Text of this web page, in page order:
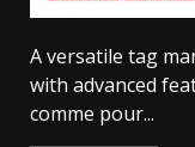
A versatile tag
with advanced
comme pour...